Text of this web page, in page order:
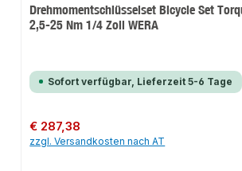
Drehmomentschlüsselset Bicycle Set
2,5-25 Nm 1/4 Zoll WERA
Sofort verfügbar, Lieferzeit 5-6 Tage
Regulärer Preis:
€ 287,38
zzgl. Versandkosten nach AT